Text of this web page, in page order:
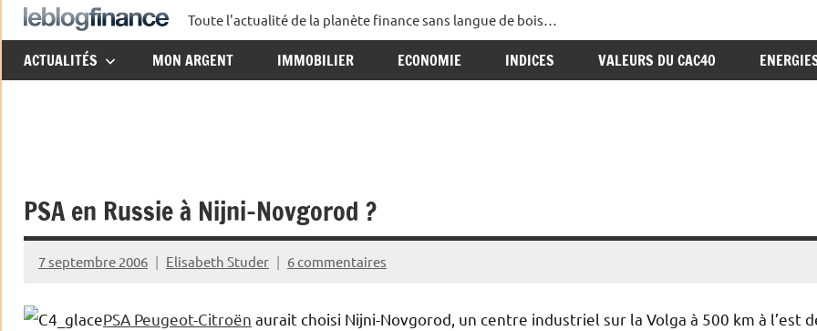
Aller
au
contenu
Le
Blog
Toute l'actualité de la planète finance sans langue de bois…
ACTUALITÉS MON ARGENT IMMOBILIER ECONOMIE INDICES VALEURS DU CAC40
PSA en Russie à Nijni-Novgorod ?
7 septembre 2006 Elisabeth Studer 6 commentaires
PSA Peugeot-Citroën aurait choisi Nijni-Novgorod, un centre industriel sur la Volga à 500 km à l’est